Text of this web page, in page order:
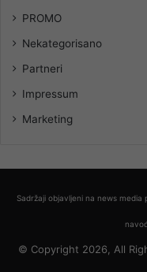
PROMO
Nekategorisano
Partneri
Impressum
Marketing
Sadržaji objavljeni na news
© Copyright 2026, All